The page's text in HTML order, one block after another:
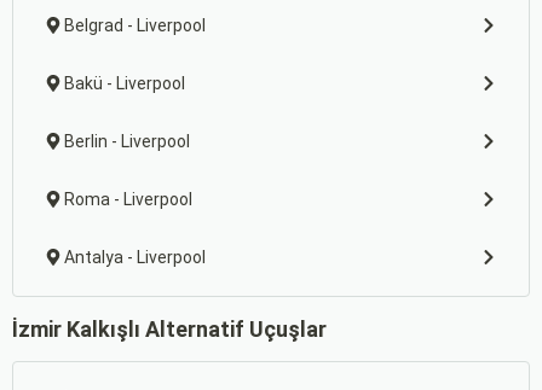
Belgrad - Liverpool
Bakü - Liverpool
Berlin - Liverpool
Roma - Liverpool
Antalya - Liverpool
İzmir Kalkışlı Alternatif Uçuşlar